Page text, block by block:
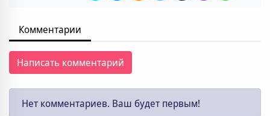
Комментарии
Написать комментарий
Нет комментариев. Ваш будет первым!